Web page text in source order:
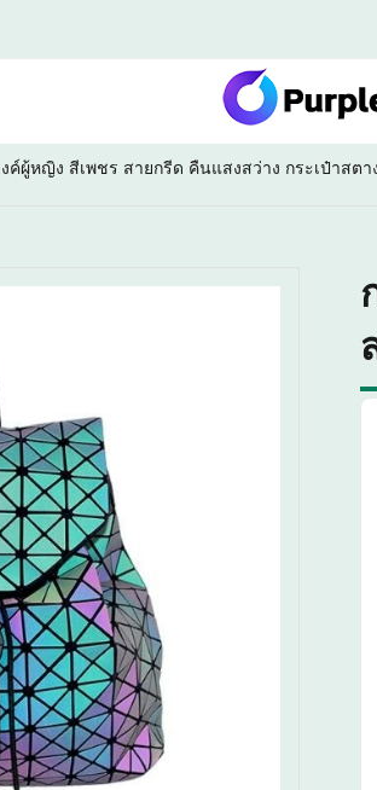
ค์ผู้หญิง สีเพชร สายกรีด คืนแสงสว่าง กระเป๋าสตา